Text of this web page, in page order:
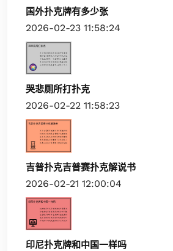
国外扑克牌有多少张
2026-02-23 11:58:24
哭悲厕所打扑克
2026-02-22 11:58:23
吉普扑克吉普赛扑克解说书
2026-02-21 12:00:04
印尼扑克牌和中国一样吗